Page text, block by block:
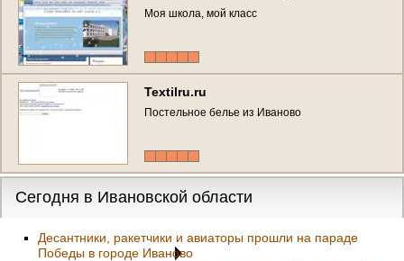
Моя школа, мой класс
Textilru.ru
Постельное белье из Иваново
Сегодня в Ивановской области
Десантники, ракетчики и авиаторы прошли на параде
Победы в городе Иваново